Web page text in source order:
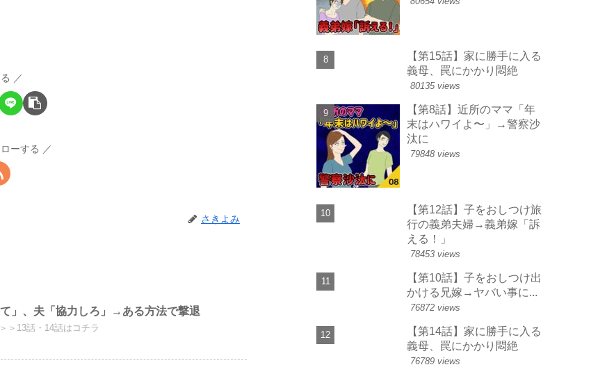
ーする
さきよみ
て」、夫「協力しろ」→ある方法で撃退
＞13話・14話はコチラ
【第15話】家に勝手に入る
義母、罠にかかり悶絶
80135 views
【第8話】近所のママ「年
末はハワイよ〜」→警察沙
汰に
79848 views
【第12話】子をおしつけ旅
行の義弟夫婦→義弟嫁「訴
える！」
78453 views
【第10話】子をおしつけ出
かける兄嫁→ヤバい事に...
76872 views
【第14話】家に勝手に入る
義母、罠にかかり悶絶
76789 views